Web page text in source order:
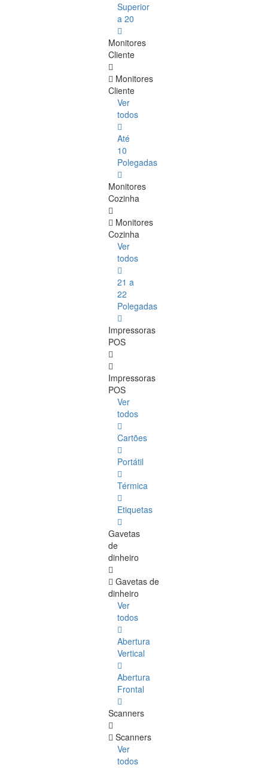
Superior
a 20
Monitores
Cliente
Monitores
Cliente
Ver
todos
Até
10
Polegadas
Monitores
Cozinha
Monitores
Cozinha
Ver
todos
21 a
22
Polegadas
Impressoras
POS
Impressoras
POS
Ver
todos
Cartões
Portátil
Térmica
Etiquetas
Gavetas
de
dinheiro
Gavetas de
dinheiro
Ver
todos
Abertura
Vertical
Abertura
Frontal
Scanners
Scanners
Ver
todos